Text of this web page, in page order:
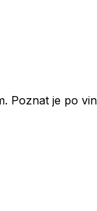
Poznat je po